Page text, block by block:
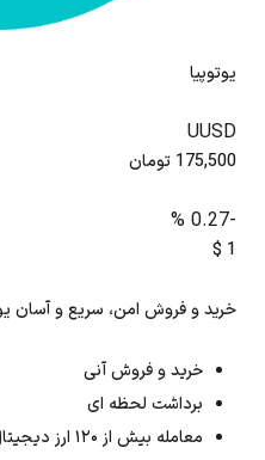
یوتوپیا
UUSD
175,500 تومان
-0.27 %
1
$
خرید و فروش امن، سریع و آسان
خرید و فروش آنی
برداشت لحظه ای
معامله بیش از ۱۲۰ ارز دیجیتال دیگر